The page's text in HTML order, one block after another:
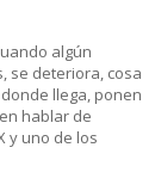
algún
se deteriora, cosa
llega, ponen
hablar de
y uno de los